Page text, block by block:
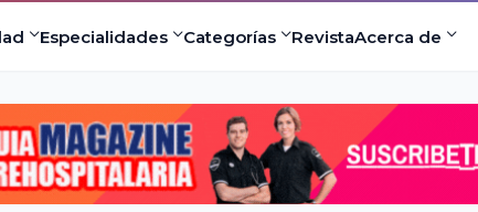
Especialidades Categorías RevistaAcerca de